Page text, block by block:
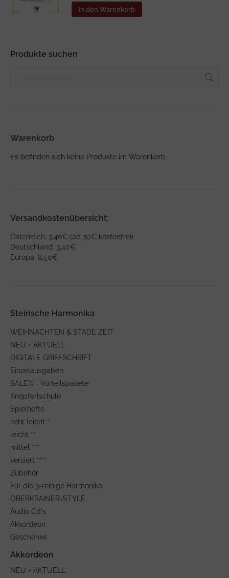
In den Warenkorb
Produkte suchen
Warenkorb
Es befinden sich keine Produkte im Warenkorb.
Versandkostenübersicht:
Österreich: 3,40€ (ab 30€ kostenfrei)
Deutschland: 3,40€
Europa: 8,50€
Steirische Harmonika
WEIHNACHTEN & STADE ZEIT
NEU + AKTUELL
DIGITALE GRIFFSCHRIFT
Einzelausgaben
SALE% - Vorteilspakete
Knöpferlschule
Spielhefte
sehr leicht *
leicht **
mittel ***
versiert ****
Zubehör
Für die 3-reihige Harmonika
OBERKRAINER-STYLE
Audio Cd's
Akkordeon
Geschenke
NEU + AKTUELL